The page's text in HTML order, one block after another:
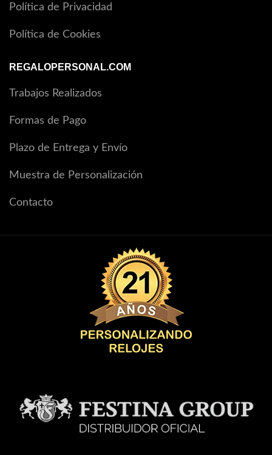
Política de Privacidad
Política de Cookies
REGALOPERSONAL.COM
Trabajos Realizados
Formas de Pago
Plazo de Entrega y Envío
Muestra de Personalización
Contacto